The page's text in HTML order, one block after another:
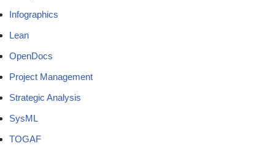
Infographics
Lean
OpenDocs
Project Management
Strategic Analysis
SysML
TOGAF